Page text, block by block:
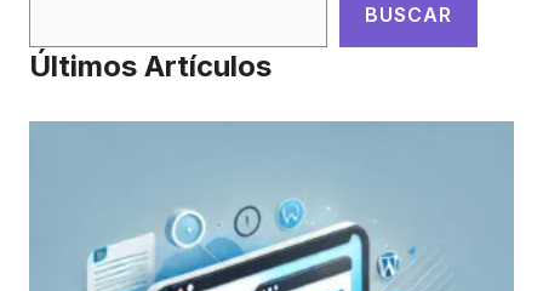
BUSCAR
Últimos Artículos